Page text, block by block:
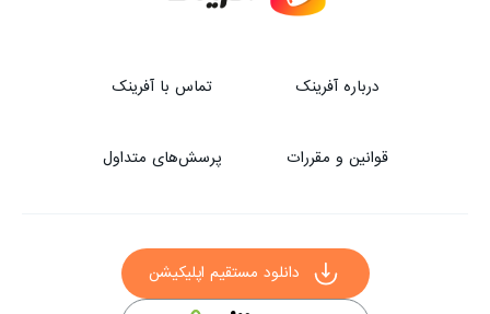
درباره آفرینک تماس با آفرینک
قوانین و مقررات پرسش‌های متداول
دانلود مستقیم اپلیکیشن